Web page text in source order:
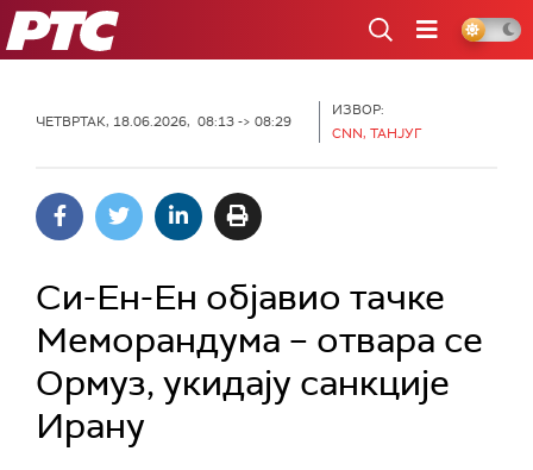
РТС
ЧЕТВРТАК, 18.06.2026, 08:13 -> 08:29
ИЗВОР:
CNN, ТАНЈУГ
Си-Ен-Ен објавио тачке
Меморандума – отвара се
Ормуз, укидају санкције
Ирану